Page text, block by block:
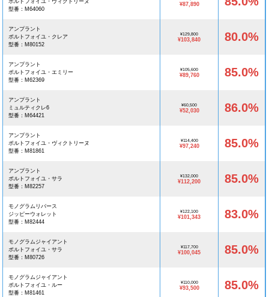
ポルトフォイユ・ヴィクトリーヌ
型番：M64060
¥87,890
アンプラント
ポルトフォイユ・クレア
型番：M80152
¥129,800
¥103,840 80.0%
アンプラント
ポルトフォイユ・エミリー
型番：M62369
¥105,600
¥89,760 85.0%
アンプラント
ミュルティクレ6
型番：M64421
¥60,500
¥52,030 86.0%
アンプラント
ポルトフォイユ・ヴィクトリーヌ
型番：M81861
¥114,400
¥97,240 85.0%
アンプラント
ポルトフォイユ・サラ
型番：M82257
¥132,000
¥112,200 85.0%
モノグラムリバース
ジッピーウォレット
型番：M82444
¥122,100
¥101,343 83.0%
モノグラムジャイアント
ポルトフォイユ・サラ
型番：M80726
¥117,700
¥100,045 85.0%
モノグラムジャイアント
ポルトフォイユ・ルー
型番：M81461
¥110,000
¥93,500 85.0%